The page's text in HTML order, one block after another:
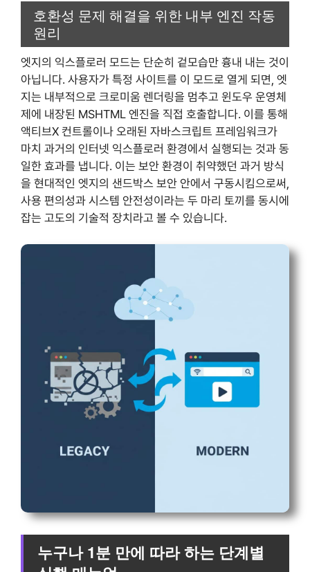
호환성 문제 해결을 위한 내부 엔진 작동
원리
엣지의 익스플로러 모드는 단순히 겉모습만 흉내 내는 것이
아닙니다. 사용자가 특정 사이트를 이 모드로 열게 되면, 엣
지는 내부적으로 크로미움 렌더링을 멈추고 윈도우 운영체
제에 내장된 MSHTML 엔진을 직접 호출합니다. 이를 통해
액티브X 컨트롤이나 오래된 자바스크립트 프레임워크가
마치 과거의 인터넷 익스플로러 환경에서 실행되는 것과 동
일한 효과를 냅니다. 이는 보안 환경이 취약했던 과거 방식
을 현대적인 엣지의 샌드박스 보안 안에서 구동시킴으로써,
사용 편의성과 시스템 안전성이라는 두 마리 토끼를 동시에
잡는 고도의 기술적 장치라고 볼 수 있습니다.
누구나 1분 만에 따라 하는 단계별